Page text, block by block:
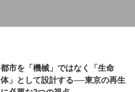
都市を「機械」ではなく「生命
体」として設計する──東京の再生